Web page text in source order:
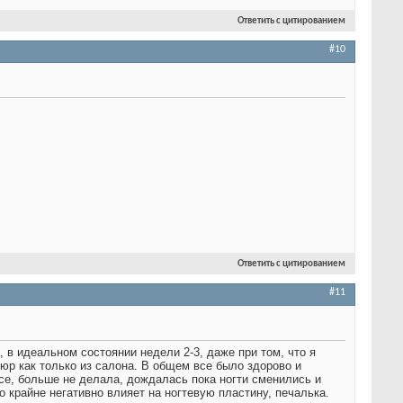
Ответить с цитированием
#10
Ответить с цитированием
#11
идеальном состоянии недели 2-3, даже при том, что я
как только из салона. В общем все было здорово и
больше не делала, дождалась пока ногти сменились и
негативно влияет на ногтевую пластину, печалька.